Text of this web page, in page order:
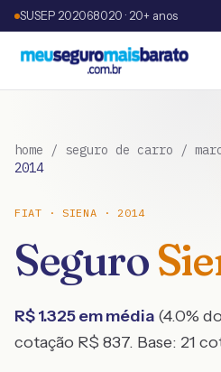
SUSEP 202068020 · 20+ anos
home / seguro de carro /
2014
FIAT ·SIENA · 2014
Seguro
R$1.325em média (4.0%
cotação R$ 837. Base: 21